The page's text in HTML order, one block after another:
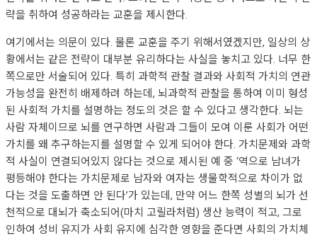
략을 취하여 성공하라는 교훈을 제시한다.
여기에서는 의문이 있다. 물론 교훈을 주기 위해서였겠지만, 일상의 상
황에서는 같은 전략이 대부분 유리하다는 사실을 놓치고 있다. 너무 한
쪽으로만 서술되어 있다. 특히 과학적 관찰 결과와 사회적 가치의 연관
가능성을 완전히 배제하려 하는데, 뇌과학적 관찰을 통하여 이미 형성
된 사회적 가치를 설명하는 정도의 것은 할 수 있다고 생각한다. 뇌는
사람 자체이므로 뇌를 연구하면 사람과 그들이 모여 이룬 사회가 어떤
가치를 왜 추구하는지를 설명할 수 있게 되어야 한다. 가치문제와 과학
적 사실이 연결되어있지 않다는 것으로 제시된 예 중 ‘역으로 남녀가
평등해야 한다는 가치문제로 남자와 여자는 생물학적으로 차이가 없
다는 것을 도출하면 안 된다’가 있는데, 만약 어느 한쪽 성별의 뇌가 선
천적으로 대뇌가 축소되어(마치 고릴라처럼) 생산 능력이 적고, 그로
인하여 성비 유지가 사회 유지에 심각한 영향을 준다면 사회의 가치체